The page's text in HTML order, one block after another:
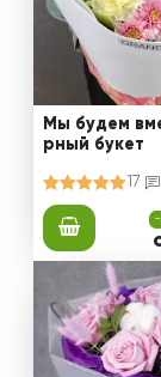
Мы будем
рный букет
17